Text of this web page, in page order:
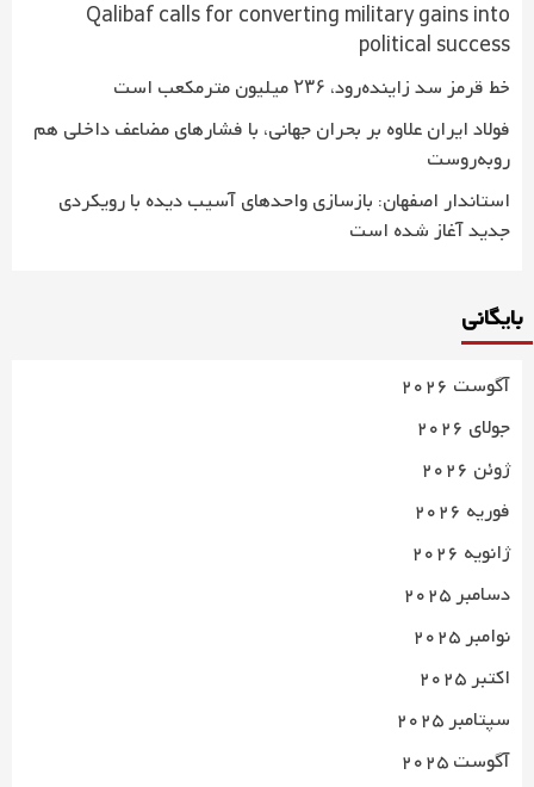
Qalibaf calls for converting military gains into
political success
خط قرمز سد زاینده‌رود، ۲۳۶ میلیون مترمکعب است
فولاد ایران علاوه بر بحران جهانی، با فشارهای مضاعف داخلی هم
روبه‌روست
استاندار اصفهان: بازسازی واحدهای آسیب دیده با رویکردی
جدید آغاز شده است
بایگانی
آگوست 2026
جولای 2026
ژوئن 2026
فوریه 2026
ژانویه 2026
دسامبر 2025
نوامبر 2025
اکتبر 2025
سپتامبر 2025
آگوست 2025